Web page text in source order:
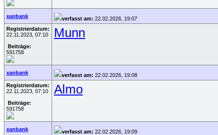
xanbank verfasst am: 22.02.2026, 19:07
Registrierdatum:
22.11.2023, 07:10
Beiträge:
591758
Munn
xanbank verfasst am: 22.02.2026, 19:08
Registrierdatum:
22.11.2023, 07:10
Beiträge:
591758
Almo
xanbank verfasst am: 22.02.2026, 19:09